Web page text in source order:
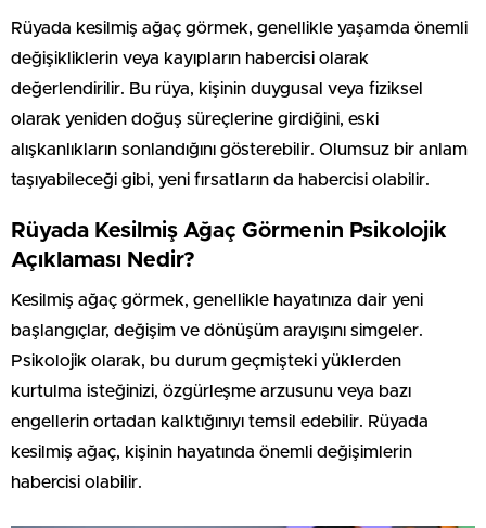
Rüyada kesilmiş ağaç görmek, genellikle yaşamda önemli
değişikliklerin veya kayıpların habercisi olarak
değerlendirilir. Bu rüya, kişinin duygusal veya fiziksel
olarak yeniden doğuş süreçlerine girdiğini, eski
alışkanlıkların sonlandığını gösterebilir. Olumsuz bir anlam
taşıyabileceği gibi, yeni fırsatların da habercisi olabilir.
Rüyada Kesilmiş Ağaç Görmenin Psikolojik
Açıklaması Nedir?
Kesilmiş ağaç görmek, genellikle hayatınıza dair yeni
başlangıçlar, değişim ve dönüşüm arayışını simgeler.
Psikolojik olarak, bu durum geçmişteki yüklerden
kurtulma isteğinizi, özgürleşme arzusunu veya bazı
engellerin ortadan kalktığınıyı temsil edebilir. Rüyada
kesilmiş ağaç, kişinin hayatında önemli değişimlerin
habercisi olabilir.